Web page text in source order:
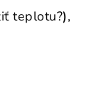
teplotu?),